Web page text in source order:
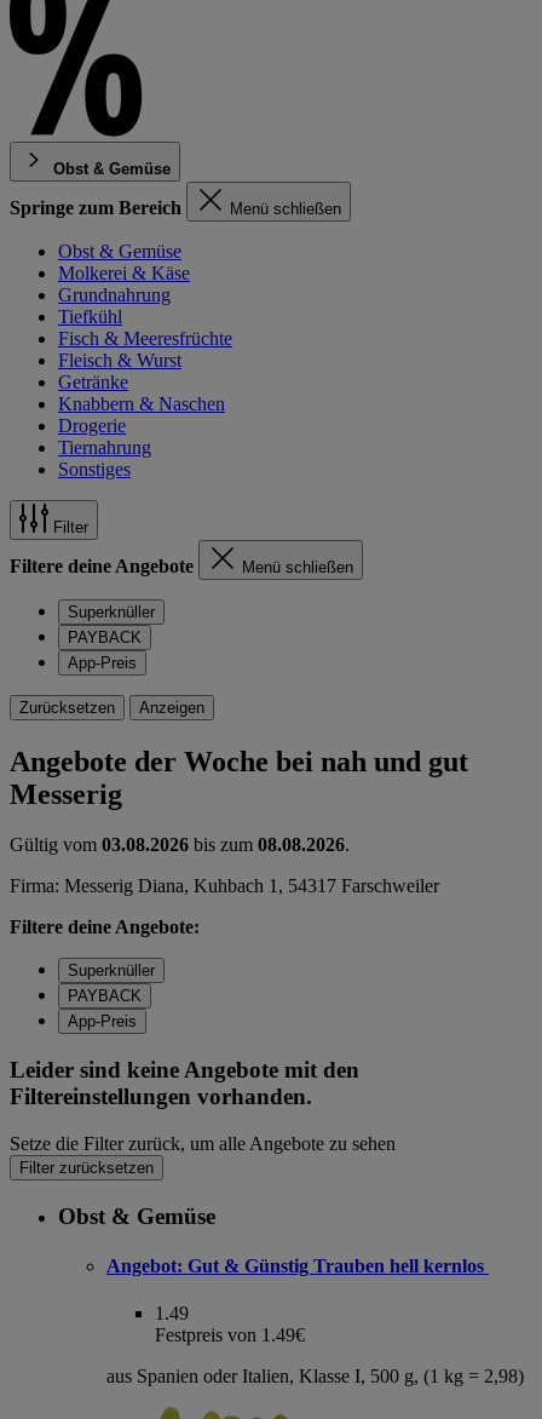
Obst & Gemüse
Springe zum Bereich Menü schließen
Obst & Gemüse
Molkerei & Käse
Grundnahrung
Tiefkühl
Fisch & Meeresfrüchte
Fleisch & Wurst
Getränke
Knabbern & Naschen
Drogerie
Tiernahrung
Sonstiges
Filter
Filtere deine Angebote Menü schließen
Superknüller
PAYBACK
App-Preis
Zurücksetzen Anzeigen
Angebote der Woche bei nah und gut
Messerig
Gültig vom 03.08.2026 bis zum 08.08.2026.
Firma: Messerig Diana, Kuhbach 1, 54317 Farschweiler
Filtere deine Angebote:
Superknüller
PAYBACK
App-Preis
Leider sind keine Angebote mit den
Filtereinstellungen vorhanden.
Setze die Filter zurück, um alle Angebote zu sehen
Filter zurücksetzen
Obst & Gemüse
Angebot: Gut & Günstig Trauben hell kernlos
1.49
Festpreis von 1.49€
aus Spanien oder Italien, Klasse I, 500 g, (1 kg = 2,98)